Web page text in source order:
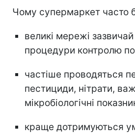
Чому супермаркет часто
великі мережі
процедури контролю
частіше проводяться
пестициди, нітрати,
мікробіологічні
краще дотримуються